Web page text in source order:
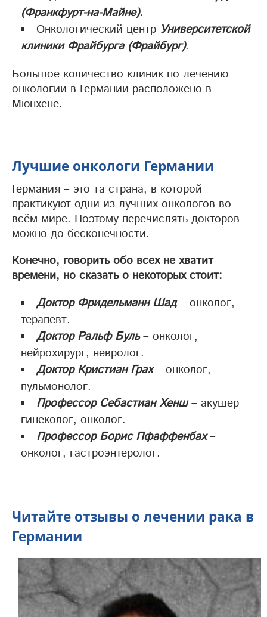
(Франкфурт-на-Майне).
Онкологический центр Университетской
клиники Фрайбурга (Фрайбург).
Большое количество клиник по лечению
онкологии в Германии расположено в
Мюнхене.
Лучшие онкологи Германии
Германия – это та страна, в которой
практикуют одни из лучших онкологов во
всём мире. Поэтому перечислять докторов
можно до бесконечности.
Конечно, говорить обо всех не хватит
времени, но сказать о некоторых стоит:
Доктор Фридельманн Шад– онколог,
терапевт.
Доктор Ральф Буль– онколог,
нейрохирург, невролог.
Доктор Кристиан Грах – онколог,
пульмонолог.
Профессор Себастиан Хенш– акушер-
гинеколог, онколог.
Профессор Борис Пфаффенбах–
онколог, гастроэнтеролог.
Читайте отзывы о лечении рака в
Германии